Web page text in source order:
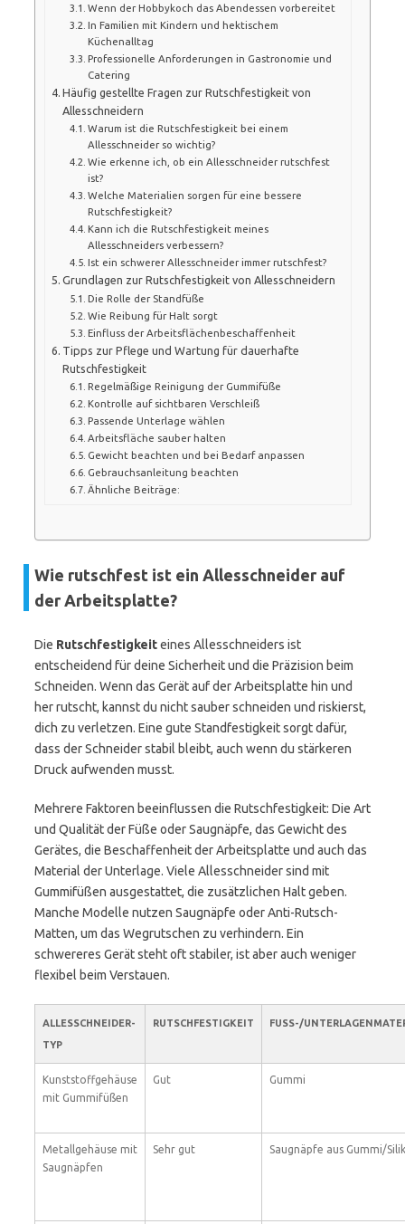
Wenn der Hobbykoch das Abendessen vorbereitet
In Familien mit Kindern und hektischem
Küchenalltag
Professionelle Anforderungen in Gastronomie und
Catering
Häufig gestellte Fragen zur Rutschfestigkeit von
Allesschneidern
Warum ist die Rutschfestigkeit bei einem
Allesschneider so wichtig?
Wie erkenne ich, ob ein Allesschneider rutschfest
ist?
Welche Materialien sorgen für eine bessere
Rutschfestigkeit?
Kann ich die Rutschfestigkeit meines
Allesschneiders verbessern?
Ist ein schwerer Allesschneider immer rutschfest?
Grundlagen zur Rutschfestigkeit von Allesschneidern
Die Rolle der Standfüße
Wie Reibung für Halt sorgt
Einfluss der Arbeitsflächenbeschaffenheit
Tipps zur Pflege und Wartung für dauerhafte
Rutschfestigkeit
Regelmäßige Reinigung der Gummifüße
Kontrolle auf sichtbaren Verschleiß
Passende Unterlage wählen
Arbeitsfläche sauber halten
Gewicht beachten und bei Bedarf anpassen
Gebrauchsanleitung beachten
Ähnliche Beiträge:
Wie rutschfest ist ein Allesschneider auf
der Arbeitsplatte?
Die Rutschfestigkeiteines Allesschneiders ist
entscheidend für deine Sicherheit und die Präzision beim
Schneiden. Wenn das Gerät auf der Arbeitsplatte hin und
her rutscht, kannst du nicht sauber schneiden und riskierst,
dich zu verletzen. Eine gute Standfestigkeit sorgt dafür,
dass der Schneider stabil bleibt, auch wenn du stärkeren
Druck aufwenden musst.
Mehrere Faktoren beeinflussen die Rutschfestigkeit: Die Art
und Qualität der Füße oder Saugnäpfe, das Gewicht des
Gerätes, die Beschaffenheit der Arbeitsplatte und auch das
Material der Unterlage. Viele Allesschneider sind mit
Gummifüßen ausgestattet, die zusätzlichen Halt geben.
Manche Modelle nutzen Saugnäpfe oder Anti-Rutsch-
Matten, um das Wegrutschen zu verhindern. Ein
schwereres Gerät steht oft stabiler, ist aber auch weniger
flexibel beim Verstauen.
ALLESSCHNEIDER-
TYP
RUTSCHFESTIGKEIT FUSS-/
Kunststoffgehäuse
mit Gummifüßen
Gut Gummi
Metallgehäuse mit
Saugnäpfen
Sehr gut Saugnäpfe aus Gummi/